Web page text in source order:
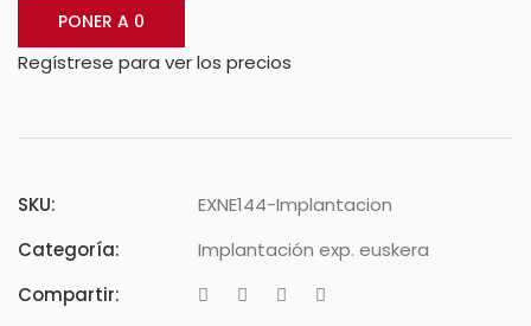
PONER A 0
Regístrese para ver los precios
SKU:
EXNE144-Implantacion
Categoría:
Implantación exp. euskera
Compartir: